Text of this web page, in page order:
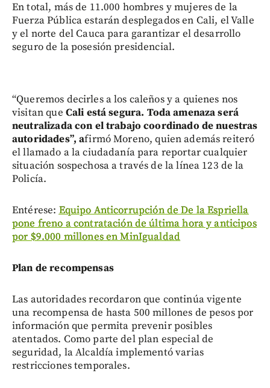
En total, más de 11.000 hombres y mujeres de la
Fuerza Pública estarán desplegados en Cali, el Valle
y el norte del Cauca para garantizar el desarrollo
seguro de la posesión presidencial.
“Queremos decirles a los caleños y a quienes nos
visitan que Cali está segura. Toda amenaza será
neutralizada con el trabajo coordinado de nuestras
autoridades”, afirmó Moreno, quien además reiteró
el llamado a la ciudadanía para reportar cualquier
situación sospechosa a través de la línea 123 de la
Policía.
Entérese:Equipo Anticorrupción de De la Espriella
pone freno a contratación de última hora y anticipos
por $9.000 millones en MinIgualdad
Plan de recompensas
Las autoridades recordaron que continúa vigente
una recompensa de hasta 500 millones de pesos por
información que permita prevenir posibles
atentados. Como parte del plan especial de
seguridad, la Alcaldía implementó varias
restricciones temporales.